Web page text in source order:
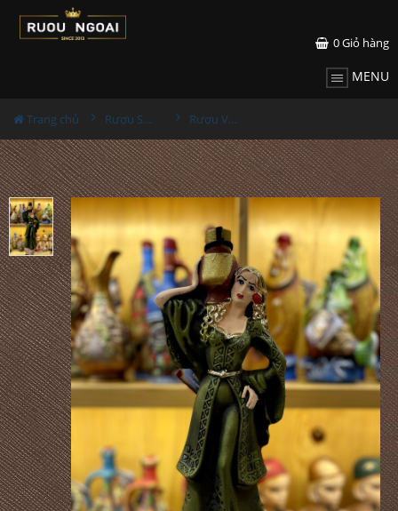
0Giỏ hàng
MENU
Trang chủ Rượu Sưu Tầm - Nga Rượu Vang Gốm Georgia MS58